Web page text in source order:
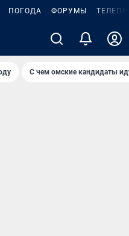
ПОГОДА ФОРУМЫ
С чем омские кандидаты